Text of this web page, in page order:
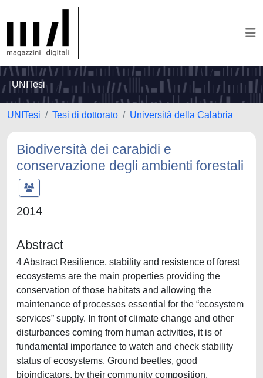
UNITesi
UNITesi Tesi di dottorato Università della Calabria
Biodiversità dei carabidi e
conservazione degli ambienti forestali
2014
Abstract
4 Abstract Resilience, stability and resistence of forest
ecosystems are the main properties providing the
conservation of those habitats and allowing the
maintenance of processes essential for the “ecosystem
services” supply. In front of climate change and other
disturbances coming from human activities, it is of
fundamental importance to watch and check stability
status of ecosystems. Ground beetles, good
bioindicators, by their community composition,